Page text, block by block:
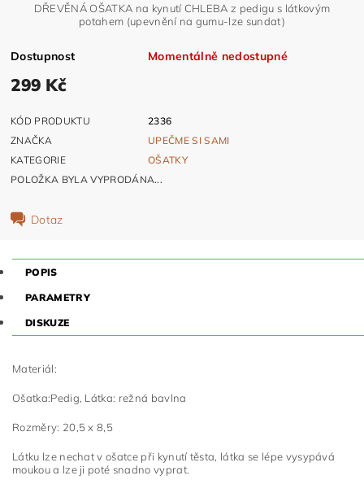
DŘEVĚNÁ OŠATKA na kynutí CHLEBA z pedigu s látkovým
potahem (upevnění na gumu-lze sundat)
Dostupnost Momentálně nedostupné
299 Kč
KÓD PRODUKTU
2336
ZNAČKA
UPEČME SI SAMI
KATEGORIE
OŠATKY
POLOŽKA BYLA VYPRODÁNA...
Dotaz
POPIS
PARAMETRY
DISKUZE
Materiál:
Ošatka:Pedig, Látka: režná bavlna
Rozměry: 20,5 x 8,5
Látku lze nechat v ošatce při kynutí těsta, látka se lépe vysypává
moukou a lze ji poté snadno vyprat.